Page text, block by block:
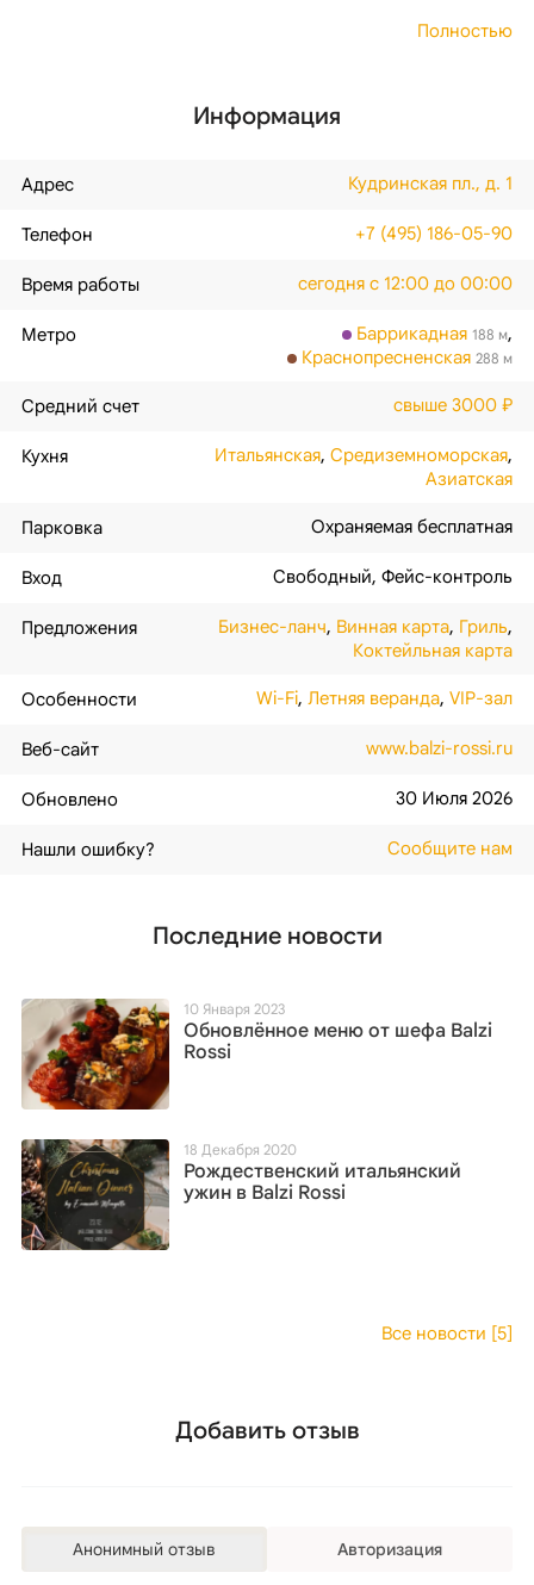
Полностью
Информация
Адрес Кудринская пл., д. 1
Телефон +7 (495) 186-05-90
Время работы сегодня с 12:00 до 00:00
Метро Баррикадная 188 м,
Краснопресненская 288 м
Средний счет свыше 3000 ₽
Кухня Итальянская,Средиземноморская,
Азиатская
Парковка Охраняемая бесплатная
Вход Свободный,Фейс-контроль
Предложения Бизнес-ланч, Винная карта, Гриль,
Коктейльная карта
Особенности Wi-Fi,Летняя веранда,VIP-зал
Веб-сайт www.balzi-rossi.ru
Обновлено 30 Июля 2026
Нашли ошибку? Сообщите нам
Последние новости
10 Января 2023
Обновлённое меню от шефа Balzi
Rossi
18 Декабря 2020
Рождественский итальянский
ужин в Balzi Rossi
Все новости [5]
Добавить отзыв
Анонимный отзыв Авторизация